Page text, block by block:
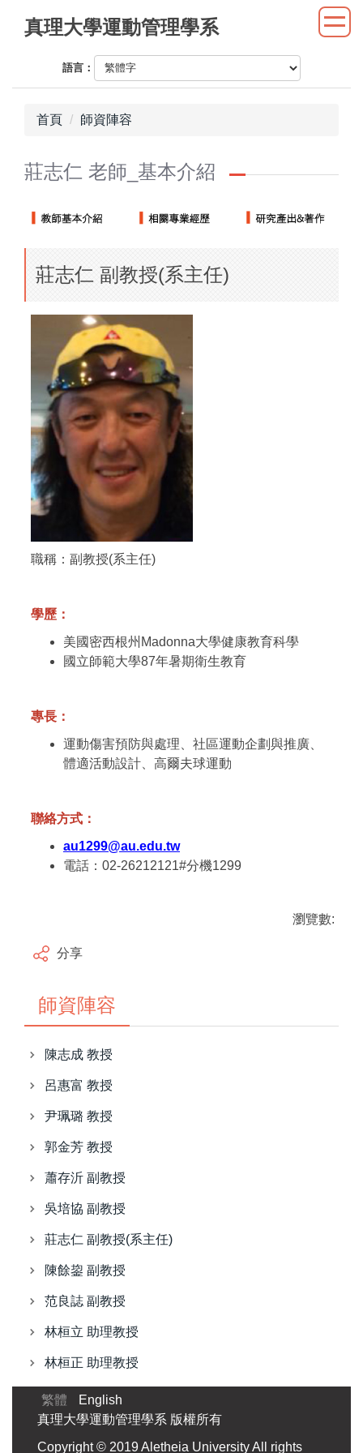
內
真理大學運動管理學系
語言：
首頁 師資陣容
莊志仁 老師_基本介紹
莊志仁 副教授(系主任)
職稱：副教授(系主任)
學歷：
美國密西根州Madonna大學健康教育科學
國立師範大學87年暑期衛生教育
專長：
運動傷害預防與處理、社區運動企劃與推廣、
體適活動設計、高爾夫球運動
聯絡方式：
au1299@au.edu.tw
電話：02-26212121#分機1299
瀏覽數:
分享
師資陣容
陳志成 教授
呂惠富 教授
尹珮璐 教授
郭金芳 教授
蕭存沂 副教授
吳培協 副教授
莊志仁 副教授(系主任)
陳餘鋆 副教授
范良誌 副教授
林桓立 助理教授
林桓正 助理教授
繁體
English
真理大學運動管理學系 版權所有
Copyright © 2019 Aletheia University All rights